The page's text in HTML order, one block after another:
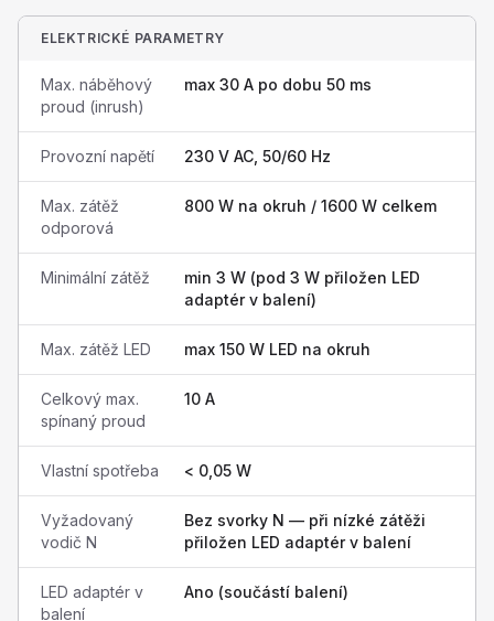
ELEKTRICKÉ PARAMETRY
Max. náběhový
proud (inrush)
max 30 A po dobu 50 ms
Provozní napětí 230 V AC, 50/60 Hz
Max. zátěž
odporová
800 W na okruh / 1600 W celkem
Minimální zátěž
min 3 W (pod 3 W přiložen LED
adaptér v balení)
Max. zátěž LED max 150 W LED na okruh
Celkový max.
spínaný proud
10 A
Vlastní spotřeba < 0,05 W
Vyžadovaný
vodič N
Bez svorky N — při nízké zátěži
přiložen LED adaptér v balení
LED adaptér v
balení
Ano (součástí balení)